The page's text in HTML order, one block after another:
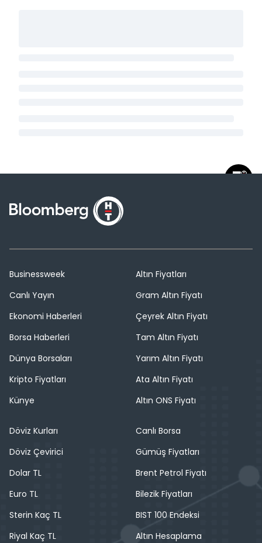
Businessweek
Canlı Yayın
Ekonomi Haberleri
Borsa Haberleri
Dünya Borsaları
Kripto Fiyatları
Künye
Altın Fiyatları
Gram Altın Fiyatı
Çeyrek Altın Fiyatı
Tam Altın Fiyatı
Yarım Altın Fiyatı
Ata Altın Fiyatı
Altın ONS Fiyatı
Döviz Kurları
Döviz Çevirici
Dolar TL
Euro TL
Sterin Kaç TL
Riyal Kaç TL
Canlı Borsa
Gümüş Fiyatları
Brent Petrol Fiyatı
Bilezik Fiyatları
BIST 100 Endeksi
Altın Hesaplama